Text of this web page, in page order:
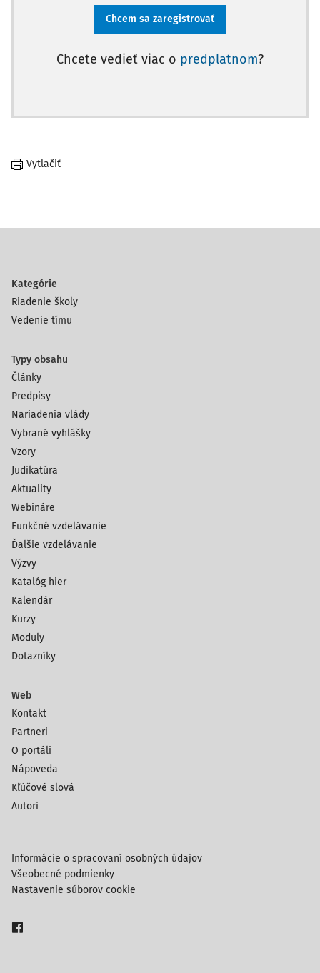
Chcem sa zaregistrovať
Chcete vedieť viac o predplatnom?
Vytlačiť
Kategórie
Riadenie školy
Vedenie tímu
Typy obsahu
Články
Predpisy
Nariadenia vlády
Vybrané vyhlášky
Vzory
Judikatúra
Aktuality
Webináre
Funkčné vzdelávanie
Ďalšie vzdelávanie
Výzvy
Katalóg hier
Kalendár
Kurzy
Moduly
Dotazníky
Web
Kontakt
Partneri
O portáli
Nápoveda
Kľúčové slová
Autori
Informácie o spracovaní osobných údajov
Všeobecné podmienky
Nastavenie súborov cookie